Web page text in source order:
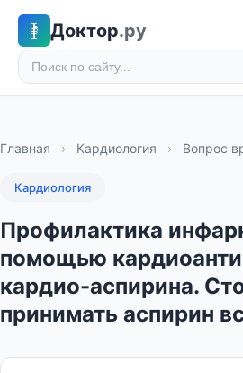
Доктор.ру
Главная › Кардиология › Вопрос
Кардиология
Профилактика
помощью
кардио-аспирина.
принимать аспирин